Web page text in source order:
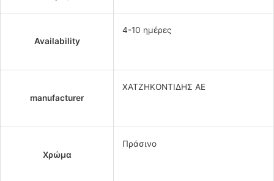
Availability
4-10 ημέρες
manufacturer
ΧΑΤΖΗΚΟΝΤΙΔΗΣ ΑΕ
Χρώμα
Πράσινο